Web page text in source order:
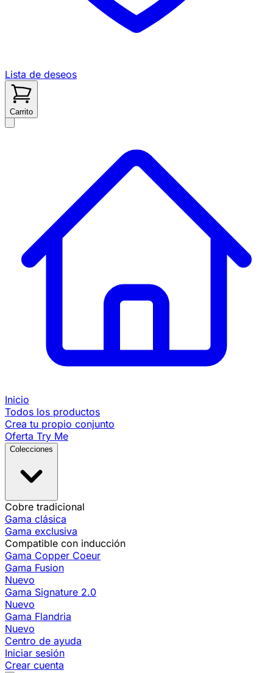
Lista de deseos
Carrito
Inicio
Todos los productos
Crea tu propio conjunto
Oferta Try Me
Colecciones
Cobre tradicional
Gama clásica
Gama exclusiva
Compatible con inducción
Gama Copper Coeur
Gama Fusion
Nuevo
Gama Signature 2.0
Nuevo
Gama Flandria
Nuevo
Centro de ayuda
Iniciar sesión
Crear cuenta